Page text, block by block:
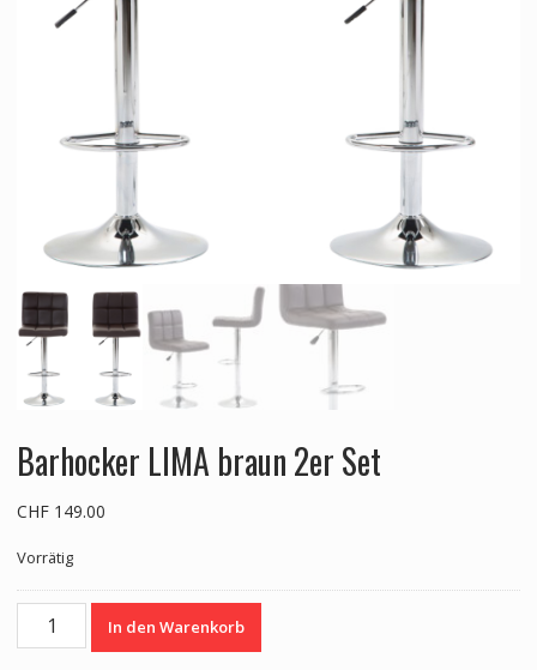
Barhocker LIMA braun 2er Set
CHF149.00
Vorrätig
Barhocker
LIMA
In den Warenkorb